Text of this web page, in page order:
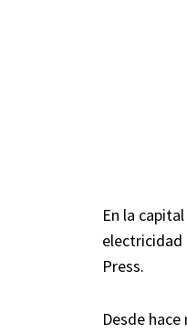
En la
Press.
Desde hace